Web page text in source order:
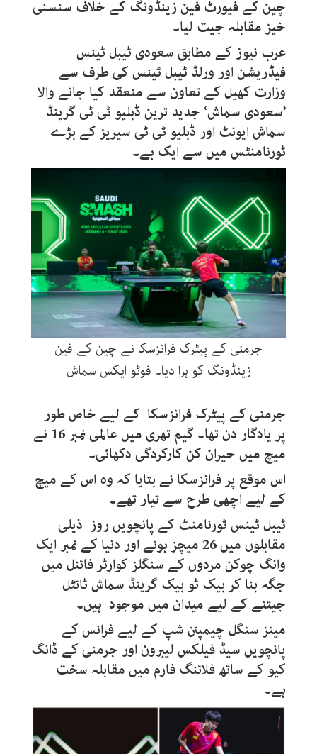
چین کے فیورٹ فین زینڈونگ کے خلاف سنسنی
خیز مقابلہ جیت لیا۔
عرب نیوز کے مطابق سعودی ٹیبل ٹینس
فیڈریشن اور ورلڈ ٹیبل ٹینس کی طرف سے
وزارت کھیل کے تعاون سے منعقد کیا جانے والا
’سعودی سماش‘ جدید ترین ڈبلیو ٹی ٹی گرینڈ
سماش ایونٹ اور ڈبلیو ٹی ٹی سیریز کے بڑے
ٹورنامنٹس میں سے ایک ہے۔
جرمنی کے پیٹرک فرانزسکا نے چین کے فین
زینڈونگ کو ہرا دیا۔ فوٹو ایکس سماش
جرمنی کے پیٹرک فرانزسکا کے لیے خاص طور
پر یادگار دن تھا۔ گیم تھری میں عالمی نمبر 16 نے
میچ میں حیران کن کارکردگی دکھائی۔
اس موقع پر فرانزسکا نے بتایا کہ وہ اس کے میچ
کے لیے اچھی طرح سے تیار تھے۔
ٹیبل ٹینس ٹورنامنٹ کے پانچویں روز ذیلی
مقابلوں میں 26 میچز ہوئے اور دنیا کے نمبر ایک
وانگ چوکن مردوں کے سنگلز کوارٹر فائنل میں
جگہ بنا کر بیک ٹو بیک گرینڈ سماش ٹائٹل
جیتنے کے لیے میدان میں موجود ہیں۔
مینز سنگل چیمپئن شپ کے لیے فرانس کے
پانچویں سیڈ فیلکس لیبرون اور جرمنی کے ڈانگ
کیو کے ساتھ فلائنگ فارم میں مقابلہ سخت
ہے۔